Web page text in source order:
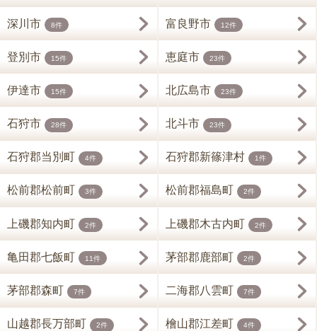
深川市 8件 富良野市 12件
登別市 15件 恵庭市 23件
伊達市 15件 北広島市 23件
石狩市 28件 北斗市 23件
石狩郡当別町 4件 石狩郡新篠津村 1件
松前郡松前町 3件 松前郡福島町 2件
上磯郡知内町 2件 上磯郡木古内町 2件
亀田郡七飯町 11件 茅部郡鹿部町 2件
茅部郡森町 7件 二海郡八雲町 7件
山越郡長万部町 2件 檜山郡江差町 4件